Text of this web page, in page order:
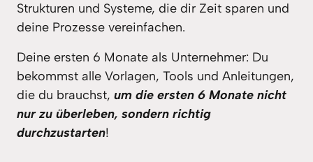
Strukturen und Systeme, die dir Zeit sparen und
deine Prozesse vereinfachen.
Deine ersten 6 Monate als Unternehmer: Du
bekommst alle Vorlagen, Tools und Anleitungen,
die du brauchst, um die ersten 6 Monate nicht
nur zu überleben, sondern richtig
durchzustarten!